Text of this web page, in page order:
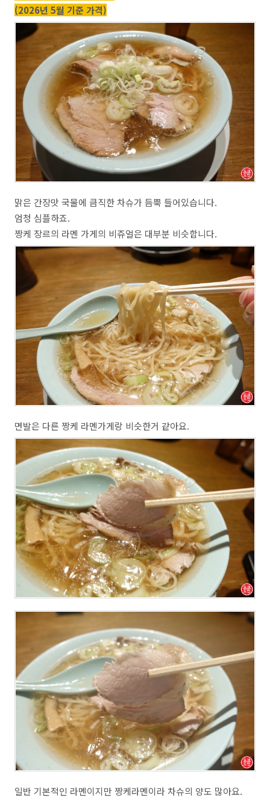
(2026년 5월 기준 가격)
맑은 간장맛 국물에 큼직한 차슈가 듬뿍 들어있습니다.
엄청 심플하죠.
짱케 장르의 라멘 가게의 비쥬얼은 대부분 비슷합니다.
면발은 다른 짱케 라멘가게랑 비슷한거 같아요.
일반 기본적인 라멘이지만 짱케라멘이라 차슈의 양도 많아요.